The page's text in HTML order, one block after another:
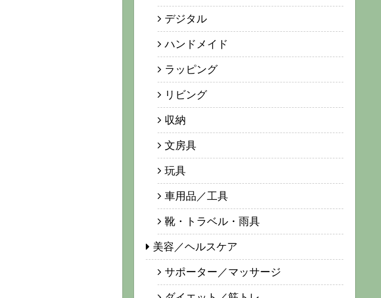
デジタル
ハンドメイド
ラッピング
リビング
収納
文房具
玩具
車用品／工具
靴・トラベル・雨具
美容／ヘルスケア
サポーター／マッサージ